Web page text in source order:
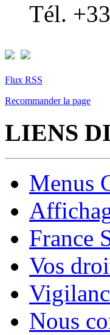
Tél.
Flux RSS
Recommander la page
LIENS
Menus
France
Vos
Nous